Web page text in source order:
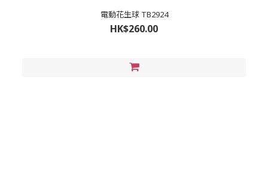
電動花生球 TB2924
HK$260.00